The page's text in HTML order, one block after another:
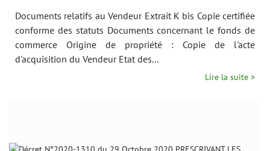
Documents relatifs au Vendeur Extrait K bis Copie certifiée
conforme des statuts Documents concernant le fonds de
commerce Origine de propriété : Copie de l'acte
d'acquisition du Vendeur Etat des...
Lire la suite >